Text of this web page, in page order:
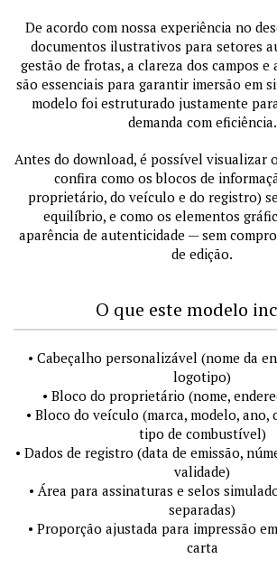
De acordo com nossa experiência no
documentos ilustrativos para setores
gestão de frotas, a clareza dos campos e
são essenciais para garantir imersão em
modelo foi estruturado justamente
demanda com eficiência.
Antes do download, é possível visualizar
confira como os blocos de
proprietário, do veículo e do registro)
equilíbrio, e como os elementos
aparência de autenticidade — sem
de edição.
O que este modelo
• Cabeçalho personalizável (nome da
logotipo)
• Bloco do proprietário (nome,
• Bloco do veículo (marca, modelo, ano,
tipo de combustível)
• Dados de registro (data de emissão,
validade)
• Área para assinaturas e selos
separadas)
• Proporção ajustada para impressão
carta